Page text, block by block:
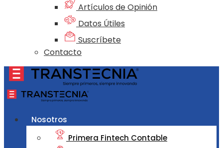
Artículos de Opinión
Datos Útiles
Suscríbete
Contacto
Nosotros
Primera Fintech Contable